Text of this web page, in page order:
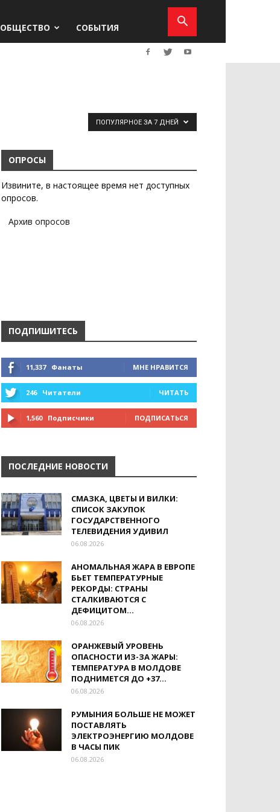
ОБЩЕСТВО СОБЫТИЯ
ПОПУЛЯРНОЕ ЗА 7 ДНЕЙ
ОПРОСЫ
Извините, в настоящее время нет доступных
опросов.
Архив опросов
ПОДПИШИТЕСЬ
11,337 Фанаты МНЕ НРАВИТСЯ
246 Читатели ЧИТАТЬ
1,560 Подписчики ПОДПИСАТЬСЯ
ПОСЛЕДНИЕ НОВОСТИ
СМАЗКА, ЦВЕТЫ И ВИЛКИ:
СПИСОК ЗАКУПОК
ГОСУДАРСТВЕННОГО
ТЕЛЕВИДЕНИЯ УДИВИЛ
06.08.2026
АНОМАЛЬНАЯ ЖАРА В ЕВРОПЕ
БЬЕТ ТЕМПЕРАТУРНЫЕ
РЕКОРДЫ: СТРАНЫ
СТАЛКИВАЮТСЯ С
ДЕФИЦИТОМ...
06.08.2026
ОРАНЖЕВЫЙ УРОВЕНЬ
ОПАСНОСТИ ИЗ-ЗА ЖАРЫ:
ТЕМПЕРАТУРА В МОЛДОВЕ
ПОДНИМЕТСЯ ДО +37...
06.08.2026
РУМЫНИЯ БОЛЬШЕ НЕ МОЖЕТ
ПОСТАВЛЯТЬ
ЭЛЕКТРОЭНЕРГИЮ МОЛДОВЕ
В ЧАСЫ ПИК
06.08.2026